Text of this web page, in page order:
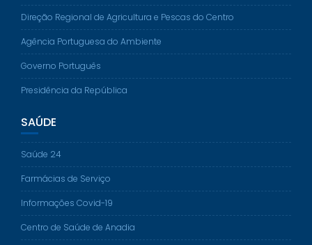
Direção Regional de Agricultura e Pescas do Centro
Agência Portuguesa do Ambiente
Governo Português
Presidência da República
SAÚDE
Saúde 24
Farmácias de Serviço
Informações Covid-19
Centro de Saúde de Anadia